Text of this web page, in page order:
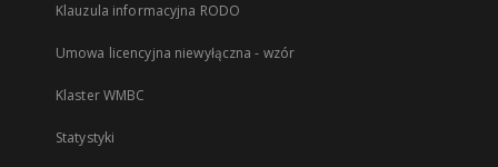
Klauzula informacyjna RODO
Umowa licencyjna niewyłączna - wzór
Klaster WMBC
Statystyki